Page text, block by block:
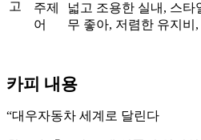
고
주제
어
넓고 조용한 실내, 스타
무 좋아, 저렴한 유지비
카피 내용
“대우자동차 세계로 달린다